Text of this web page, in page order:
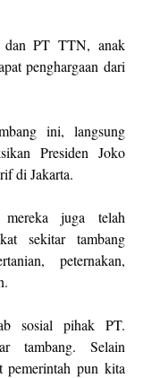
dan PT TTN, anak
penghargaan dari
ini, langsung
Presiden Joko
di Jakarta.
juga telah
sekitar tambang
peternakan,
sosial pihak PT.
tambang. Selain
pemerintah pun kita